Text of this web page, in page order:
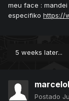
meu face :
especifiko https://
5 weeks later...
Postado